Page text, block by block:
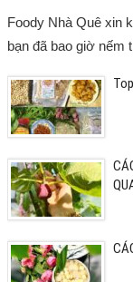
Foody Nhà Quê xin
bạn đã bao giờ nếm